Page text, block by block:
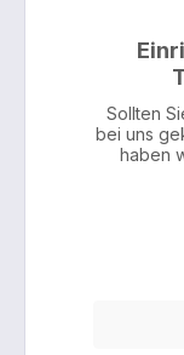
Sollten
bei uns
haben
unser,
16:00Uhr